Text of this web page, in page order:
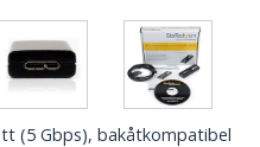
(5 Gbps), bakåtkompatibel